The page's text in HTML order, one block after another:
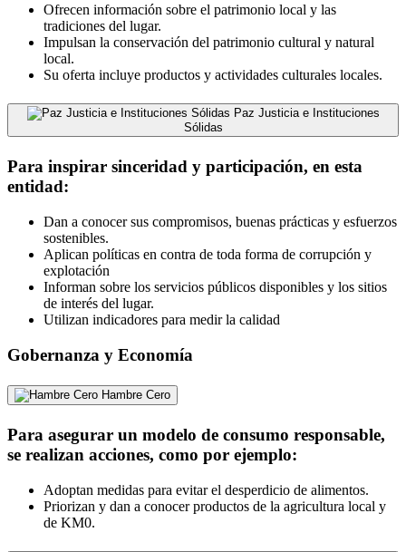
Ofrecen información sobre el patrimonio local y las
tradiciones del lugar.
Impulsan la conservación del patrimonio cultural y natural
local.
Su oferta incluye productos y actividades culturales locales.
Paz Justicia e Instituciones
Sólidas
Para inspirar sinceridad y participación, en esta
entidad:
Dan a conocer sus compromisos, buenas prácticas y esfuerzos
sostenibles.
Aplican políticas en contra de toda forma de corrupción y
explotación
Informan sobre los servicios públicos disponibles y los sitios
de interés del lugar.
Utilizan indicadores para medir la calidad
Gobernanza y Economía
Hambre Cero
Para asegurar un modelo de consumo responsable,
se realizan acciones, como por ejemplo:
Adoptan medidas para evitar el desperdicio de alimentos.
Priorizan y dan a conocer productos de la agricultura local y
de KM0.